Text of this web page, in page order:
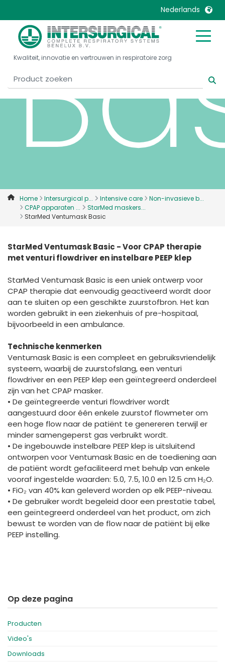
Nederlands
United Kingdom
United States
Belgique, Français
Canada, English
Canada, Français
Denmark
Deutschland
France
Italia
Malaysia
Mexico
Nederlands
Russia
Kwaliteit, innovatie en vertrouwen in respiratoire zorg
Home Intersurgical p... Intensive care
Non-invasieve b...
CPAP apparaten ...
StarMed maskers...
StarMed Ventumask Basic
StarMed Ventumask Basic - Voor CPAP therapie
met venturi flowdriver en instelbare PEEP klep
StarMed Ventumask Basic is een uniek ontwerp voor
CPAP therapie dat eenvoudig geactiveerd wordt door
aan te sluiten op een geschikte zuurstofbron. Het kan
worden gebruikt in een ziekenhuis of pre-hospitaal,
bijvoorbeeld in een ambulance.
Technische kenmerken
Ventumask Basic is een compleet en gebruiksvriendelijk
systeem, waarbij de zuurstofslang, een venturi
flowdriver en een PEEP klep een geïntegreerd onderdeel
zijn van het CPAP masker.
• De geïntegreerde venturi flowdriver wordt
aangestuurd door één enkele zuurstof flowmeter om
een hoge flow naar de patiënt te genereren terwijl er
minder samengeperst gas verbruikt wordt.
• De ingebouwde instelbare PEEP klep is uitsluitend
ontworpen voor Ventumask Basic en de toediening aan
de patiënt wordt gefaciliteerd met behulp van enkele
vooraf ingestelde waarden: 5.0, 7.5, 10.0 en 12.5 cm H₂O.
• FiO₂ van 40% kan geleverd worden op elk PEEP-niveau.
• De gebruiker wordt begeleid door een prestatie tabel,
een geïntegreerd onderdeel van het product, om zich
bewust te worden van de flow naar de patiënt bij elke
PEEP instelling.
Op deze pagina
Producten
Video's
Downloads